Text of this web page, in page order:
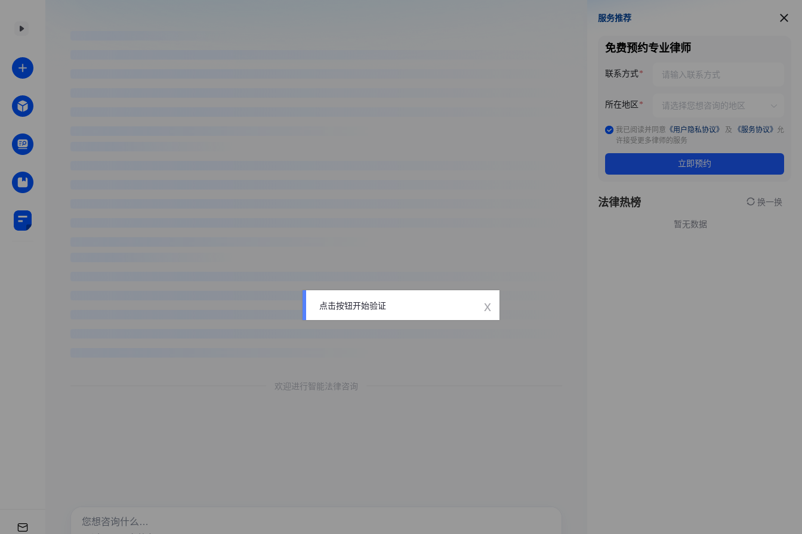
欢迎进行智能法律咨询
服务推荐
服务推荐
免费预约专业律师
联系方式
所在地区
我已阅读并同意 《用户隐私协议》 及 《服务协议》 允
许接受更多律师的服务
立即预约
法律热榜 换一换
暂无数据
点击按钮开始验证 x